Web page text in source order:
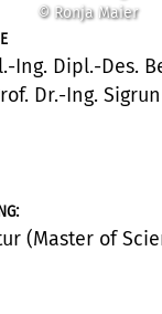
© Ronja Maier
Ing. Dipl.-Des.
Dr.-Ing.
:
(Master of